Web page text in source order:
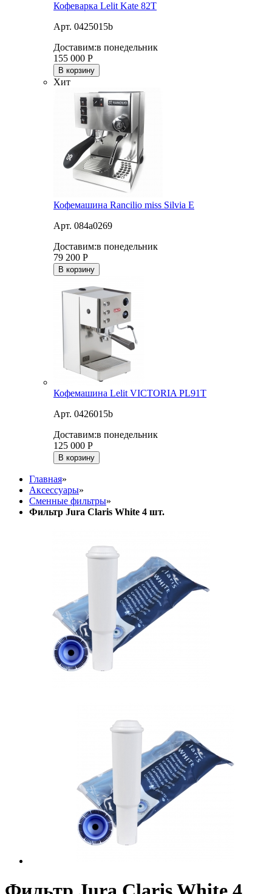
Кофеварка Lelit Kate 82T
Арт. 0425015b
Доставим:в понедельник
155 000 Р
В корзину
Хит
Кофемашина Rancilio miss Silvia E
Арт. 084a0269
Доставим:в понедельник
79 200 Р
В корзину
Кофемашина Lelit VICTORIA PL91T
Арт. 0426015b
Доставим:в понедельник
125 000 Р
В корзину
Главная»
Аксессуары»
Сменные фильтры»
Фильтр Jura Claris White 4 шт.